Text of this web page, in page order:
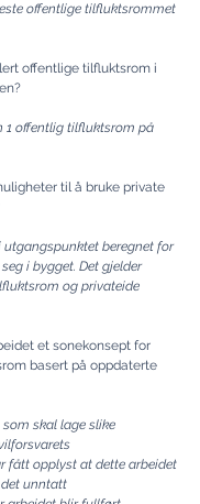
offentlige tilfluktsrommet
offentlige tilfluktsrom i
1 offentlig tilfluktsrom på
til å bruke private
beregnet for
i bygget. Det gjelder
og privateide
et sonekonsept for
basert på oppdaterte
skal lage slike
fått opplyst at dette arbeidet
det unntatt